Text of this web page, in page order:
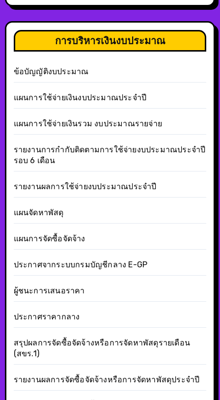
การบริหารเงินงบประมาณ
ข้อบัญญัติงบประมาณ
แผนการใช้จ่ายเงินงบประมาณประจำปี
แผนการใช้จ่ายเงินรวม งบประมาณรายจ่าย
รายงานการกำกับติดตามการใช้จ่ายงบประมาณประจำปี
รอบ 6 เดือน
รายงานผลการใช้จ่ายงบประมาณประจำปี
แผนจัดหาพัสดุ
แผนการจัดซื้อจัดจ้าง
ประกาศจากระบบกรมบัญชีกลาง E-GP
ผู้ชนะการเสนอราคา
ประกาศราคากลาง
สรุปผลการจัดซื้อจัดจ้างหรือการจัดหาพัสดุรายเดือน
(สขร.1)
รายงานผลการจัดซื้อจัดจ้างหรือการจัดหาพัสดุประจำปี